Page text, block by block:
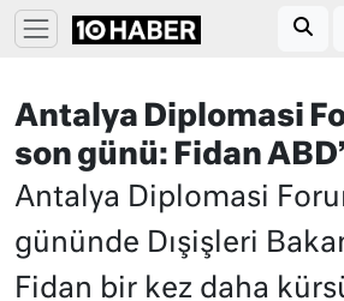
Antalya Diplomasi
son günü: Fidan
Antalya Diplomasi
gününde Dışişleri
Fidan bir kez daha